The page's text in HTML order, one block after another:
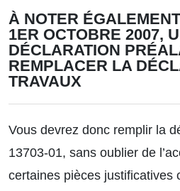
À NOTER
1ER OCTOBRE 2007,
DÉCLARATION
REMPLACER LA
TRAVAUX
Vous devrez donc remplir la
13703-01, sans oublier de
certaines pièces justificatives